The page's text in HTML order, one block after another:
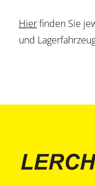
Hierfinden Sie
und